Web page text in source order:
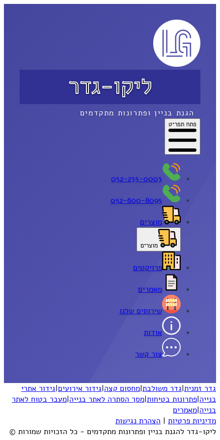
ליקו-גדר
הגנת בניין ופתרונות מתקדמים
פתח תפריט
052-235-0003
052-600-8095
מוצרים
מוצרים
פרויקטים
מאמרים
שירותים שלנו
אודות
צור קשר
גדר זמנית|גדר משולבת|מחסום קצה|גידור אירועים|גידור אתרי
בנייה|פתרונות בטיחות|מסך הסתרה לאתר בנייה|מעבר בטוח לאתר
בנייה|מאמרים
מדיניות פרטיות | הצהרת נגישות
ליקו-גדר להגנת בניין ופתרונות מתקדמים - כל הזכויות שמורות ©